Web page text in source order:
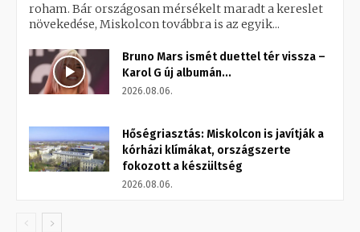
roham. Bár országosan mérsékelt maradt a kereslet
növekedése, Miskolcon továbbra is az egyik...
Bruno Mars ismét duettel tér vissza –
Karol G új albumán...
2026.08.06.
Hőségriasztás: Miskolcon is javítják a
kórházi klímákat, országszerte
fokozott a készültség
2026.08.06.